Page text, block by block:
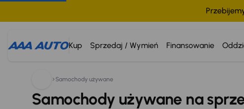
Kup Sprzedaj / Wymień Finansowanie
Samochody używane
Samochody używane na